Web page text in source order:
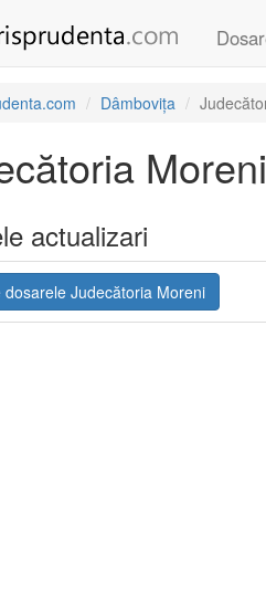
Dâmbovița
Moreni
actualizari
dosarele Judecătoria Moreni